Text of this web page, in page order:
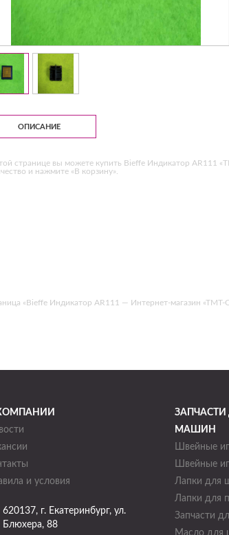
ОПИСАНИЕ
странице вы можете купить Bieffe Индикатор AR111
и нажмите «В корзину».
«Bieffe Индикатор AR111 — Интернет-магазин
и условия
620137, г. Екатеринбург, ул.
Блюхера, 88
МАШИН
Швейные
Швейные
Лапки для
Лапки для
Запчасти
Масло для